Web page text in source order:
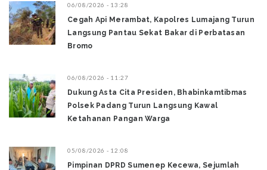
06/08/2026 - 13:28
‎Cegah Api Merambat, Kapolres Lumajang Turun
Langsung Pantau Sekat Bakar di Perbatasan
Bromo ‎
06/08/2026 - 11:27
Dukung Asta Cita Presiden, Bhabinkamtibmas
Polsek Padang Turun Langsung Kawal
Ketahanan Pangan Warga
05/08/2026 - 12:08
Pimpinan DPRD Sumenep Kecewa, Sejumlah